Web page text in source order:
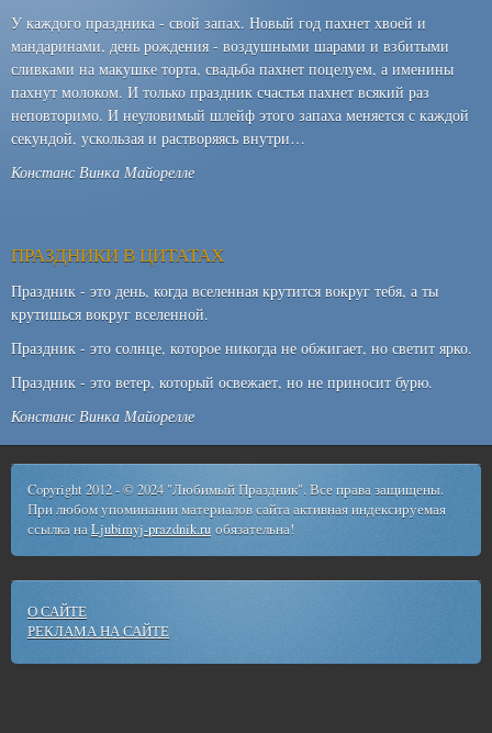
У каждого праздника - свой запах. Новый год пахнет хвоей и
мандаринами, день рождения - воздушными шарами и взбитыми
сливками на макушке торта, свадьба пахнет поцелуем, а именины
пахнут молоком. И только праздник счастья пахнет всякий раз
неповторимо. И неуловимый шлейф этого запаха меняется с каждой
секундой, ускользая и растворяясь внутри…
Констанс Винка Майорелле
ПРАЗДНИКИ В ЦИТАТАХ
Праздник - это день, когда вселенная крутится вокруг тебя, а ты
крутишься вокруг вселенной.
Праздник - это солнце, которое никогда не обжигает, но светит ярко.
Праздник - это ветер, который освежает, но не приносит бурю.
Констанс Винка Майорелле
Copyright 2012 - © 2024 "Любимый Праздник". Все права защищены.
При любом упоминании материалов сайта активная индексируемая
ссылка наLjubimyj-prazdnik.ru обязательна!
О САЙТЕ
РЕКЛАМА НА САЙТЕ